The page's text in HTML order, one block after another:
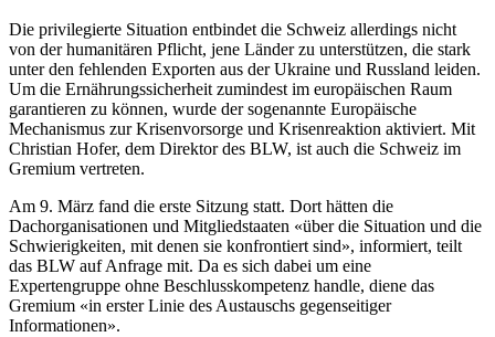
Die privilegierte Situation entbindet die Schweiz allerdings nicht
von der humanitären Pflicht, jene Länder zu unterstützen, die stark
unter den fehlenden Exporten aus der Ukraine und Russland leiden.
Um die Ernährungssicherheit zumindest im europäischen Raum
garantieren zu können, wurde der sogenannte Europäische
Mechanismus zur Krisenvorsorge und Krisenreaktion aktiviert. Mit
Christian Hofer, dem Direktor des BLW, ist auch die Schweiz im
Gremium vertreten.
Am 9. März fand die erste Sitzung statt. Dort hätten die
Dachorganisationen und Mitgliedstaaten «über die Situation und die
Schwierigkeiten, mit denen sie konfrontiert sind», informiert, teilt
das BLW auf Anfrage mit. Da es sich dabei um eine
Expertengruppe ohne Beschlusskompetenz handle, diene das
Gremium «in erster Linie des Austauschs gegenseitiger
Informationen».